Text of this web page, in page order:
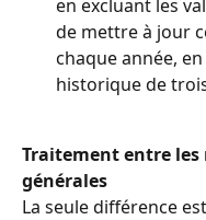
en excluant les
de mettre à jour
chaque année,
historique de
Traitement entre
générales
La seule différence